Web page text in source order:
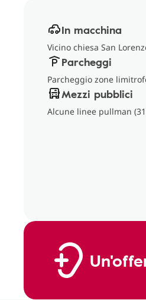
In macchina
Vicino chiesa San
Parcheggi
Parcheggio zone
Mezzi pubblici
Alcune linee pullman